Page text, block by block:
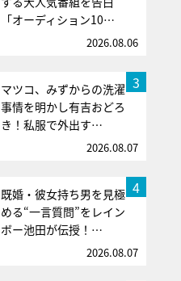
「オーディション10…
2026.08.06
3
マツコ、みずからの洗濯
事情を明かし有吉おどろ
き！私服で外出す…
2026.08.07
4
既婚・彼女持ち男を見極
める“一言質問”をレイン
ボー池田が伝授！…
2026.08.07